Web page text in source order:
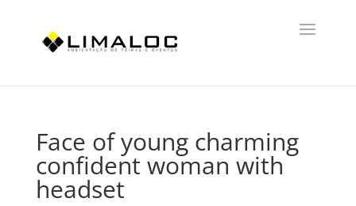
Face of young charming
confident woman with
headset